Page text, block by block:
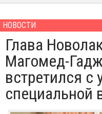
НОВОСТИ
Глава
Магомед-
встретился с
специальной